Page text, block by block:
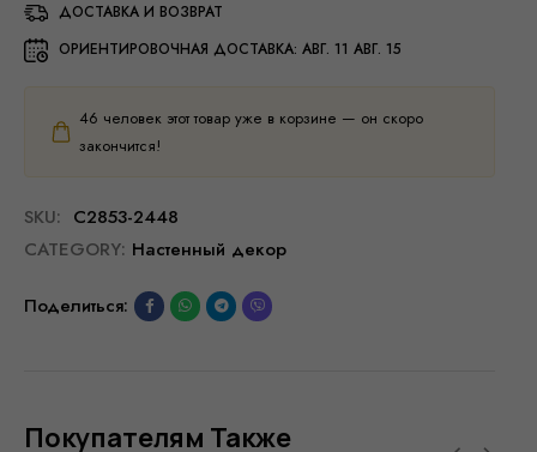
ДОСТАВКА И ВОЗВРАТ
ОРИЕНТИРОВОЧНАЯ ДОСТАВКА: АВГ. 11 АВГ. 15
46 человек этот товар уже в корзине — он скоро
закончится!
SKU: C2853-2448
CATEGORY: Настенный декор
Поделиться:
Покупателям Также